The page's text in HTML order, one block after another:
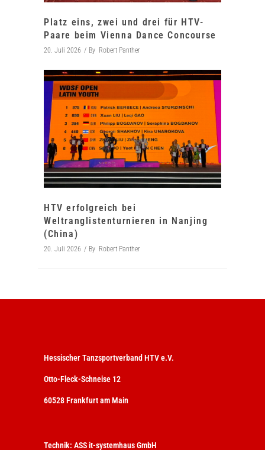
Platz eins, zwei und drei für HTV-
Paare beim Vienna Dance Concourse
20. Juli 2026 By Robert Panther
HTV erfolgreich bei
Weltranglistenturnieren in Nanjing
(China)
20. Juli 2026 By Robert Panther
Hessischer Tanzsportverband HTV e.V.
Otto-Fleck-Schneise 12
60528 Frankfurt am Main
Technik: ASS it-systemhaus GmbH